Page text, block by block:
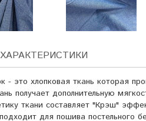
ХАРАКТЕРИСТИКИ
- это хлопковая ткань которая
получает дополнительную
ткани составляет "Крэш"
для пошива постельного